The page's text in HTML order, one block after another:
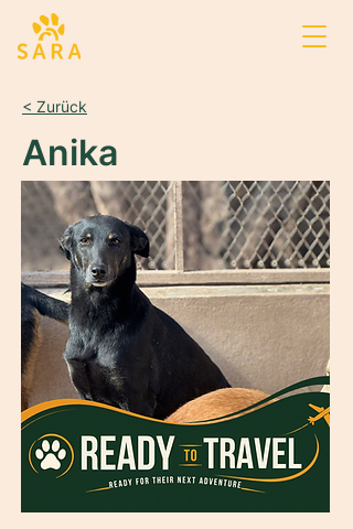
< Zurück
Anika